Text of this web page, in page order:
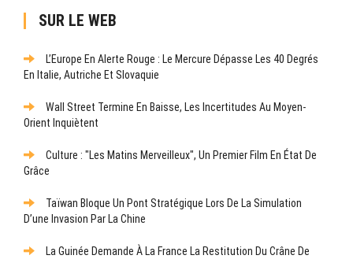
SUR LE WEB
L’Europe En Alerte Rouge : Le Mercure Dépasse Les 40 Degrés
En Italie, Autriche Et Slovaquie
Wall Street Termine En Baisse, Les Incertitudes Au Moyen-
Orient Inquiètent
Culture : "Les Matins Merveilleux", Un Premier Film En État De
Grâce
Taïwan Bloque Un Pont Stratégique Lors De La Simulation
D’une Invasion Par La Chine
La Guinée Demande À La France La Restitution Du Crâne De